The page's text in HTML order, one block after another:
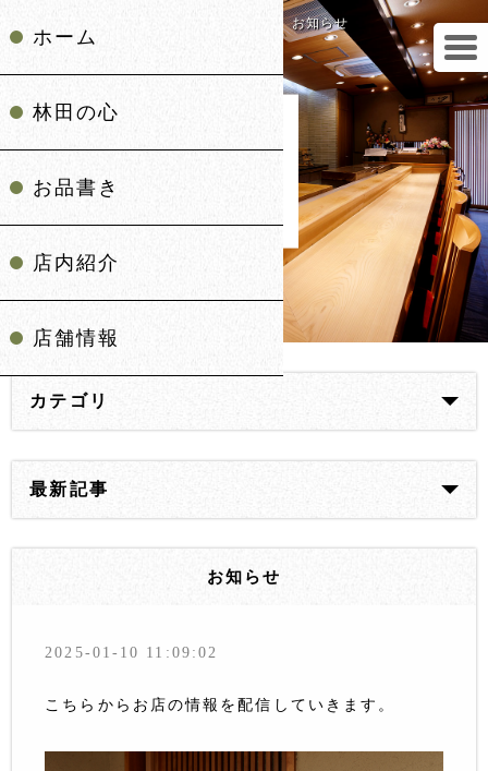
西天満の鮨「鮨 林田」 お知らせ
ホーム
林田の心
お品書き
店内紹介
店舗情報
カテゴリ
最新記事
お知らせ
2025-01-10 11:09:02
こちらからお店の情報を配信していきます。